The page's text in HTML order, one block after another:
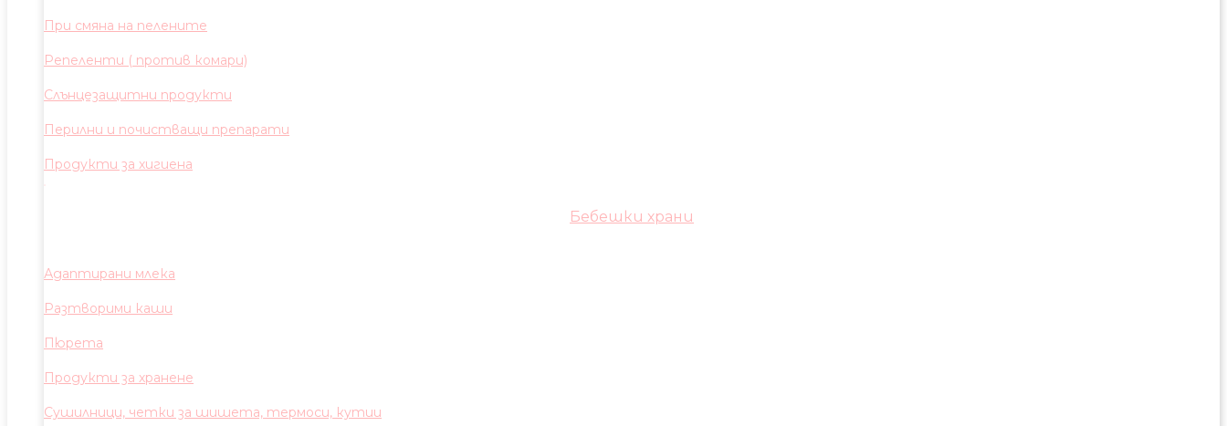
При смяна на пелените
Репеленти ( против комари)
Слънцезащитни продукти
Перилни и почистващи препарати
Продукти за хигиена
Бебешки храни
Адаптирани млека
Разтворими каши
Пюрета
Продукти за хранене
Сушилници, четки за шишета, термоси, кутии